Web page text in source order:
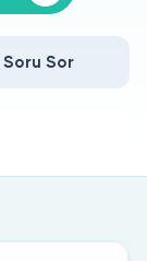
Soru Sor